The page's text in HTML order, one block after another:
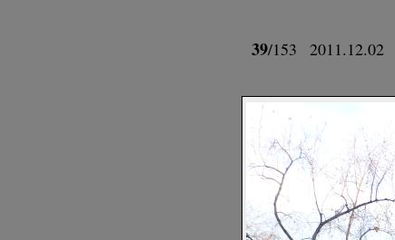
39/153 2011.12.02